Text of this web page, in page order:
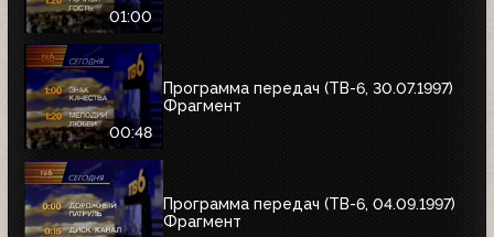
01:00
00:48
Программа передач (ТВ-6, 30.07.1997)
Фрагмент
Программа передач (ТВ-6, 04.09.1997)
Фрагмент